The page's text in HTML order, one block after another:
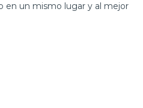
en un mismo lugar y al mejor